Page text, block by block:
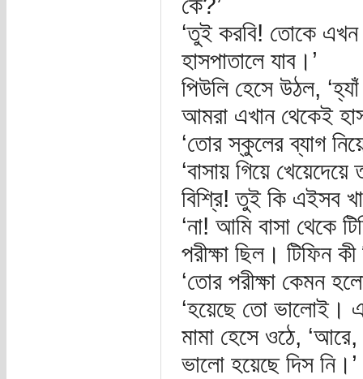
‘তুই করবি! তোকে এখন
হাসপাতালে যাব।’
পিউলি হেসে উঠল,
আমরা এখান থেকেই
‘তোর স্কুলের ব্যাগ
‘বাসায় গিয়ে
বিশ্রি! তুই কি এইসব
‘না! আমি বাসা থেকে
পরীক্ষা ছিল। টিফিন
‘তোর পরীক্ষা কেমন
‘হয়েছে তো ভালোই।
মামা হেসে ওঠে,
ভালো হয়েছে দিস নি।’